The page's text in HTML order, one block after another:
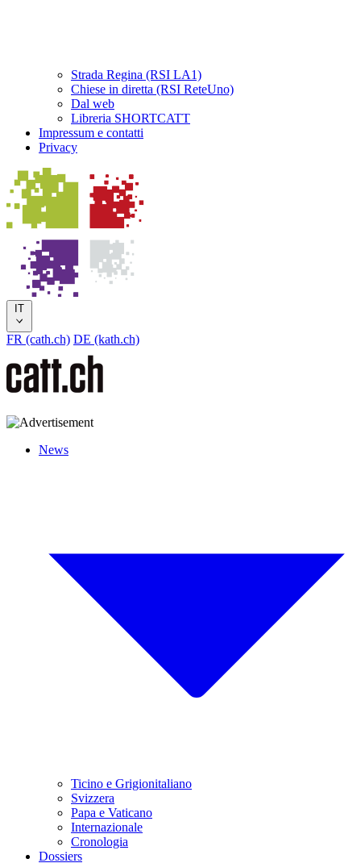
Strada Regina (RSI LA1)
Chiese in diretta (RSI ReteUno)
Dal web
Libreria SHORTCATT
Impressum e contatti
Privacy
IT
FR (cath.ch) DE (kath.ch)
News
Ticino e Grigionitaliano
Svizzera
Papa e Vaticano
Internazionale
Cronologia
Dossiers